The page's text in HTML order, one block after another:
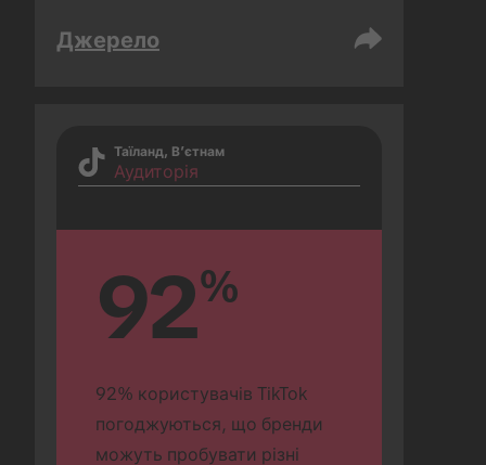
Джерело
Таїланд, В’єтнам
Аудиторія
92%
92% користувачів TikTok
погоджуються, що бренди
можуть пробувати різні